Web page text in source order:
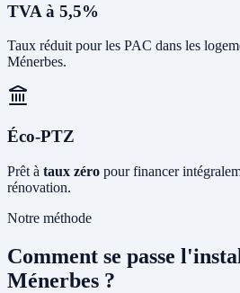
TVA à 5,5%
Taux réduit pour les PAC dans les
Ménerbes.
Éco-PTZ
Prêt à taux zéro pour financer
rénovation.
Notre méthode
Comment se passe
Ménerbes ?